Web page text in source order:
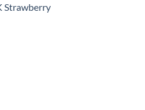
Strawberry